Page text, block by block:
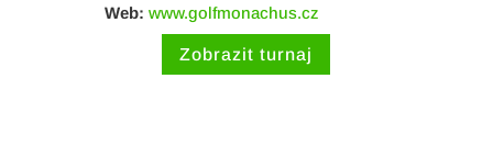
Web: www.golfmonachus.cz
Zobrazit turnaj